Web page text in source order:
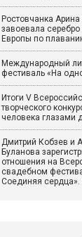
Ростовчанка
завоевала
Европы по
Международный
фестиваль «На
Итоги V
творческого
человека глазами
Дмитрий Кобзев и
Буланова
отношения на
свадебном
Соединяя сердца».